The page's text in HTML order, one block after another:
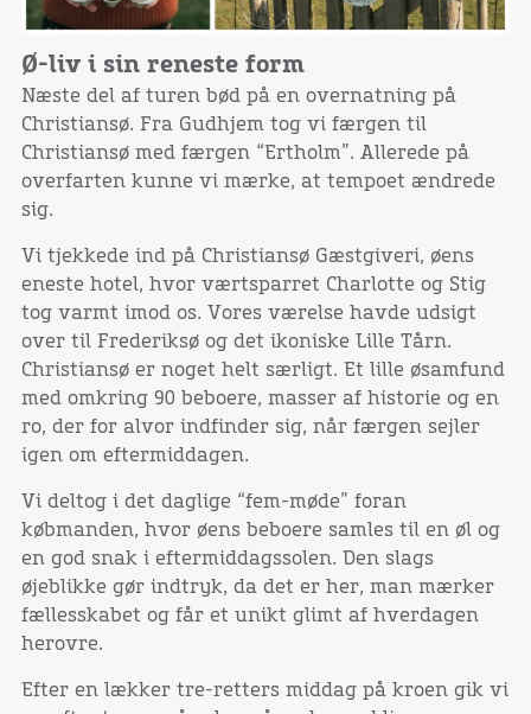
Ø-liv i sin reneste form
Næste del af turen bød på en overnatning på
Christiansø. Fra Gudhjem tog vi færgen til
Christiansø med færgen “Ertholm”. Allerede på
overfarten kunne vi mærke, at tempoet ændrede
sig.
Vi tjekkede ind på Christiansø Gæstgiveri, øens
eneste hotel, hvor værtsparret Charlotte og Stig
tog varmt imod os. Vores værelse havde udsigt
over til Frederiksø og det ikoniske Lille Tårn.
Christiansø er noget helt særligt. Et lille øsamfund
med omkring 90 beboere, masser af historie og en
ro, der for alvor indfinder sig, når færgen sejler
igen om eftermiddagen.
Vi deltog i det daglige “fem-møde” foran
købmanden, hvor øens beboere samles til en øl og
en god snak i eftermiddagssolen. Den slags
øjeblikke gør indtryk, da det er her, man mærker
fællesskabet og får et unikt glimt af hverdagen
herovre.
Efter en lækker tre-retters middag på kroen gik vi